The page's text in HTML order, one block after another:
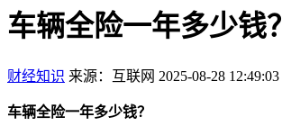
车辆全险一年多少钱？
财经知识 来源：互联网 2025-08-28 12:49:03
车辆全险一年多少钱？